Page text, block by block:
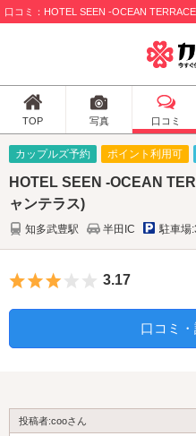
口コミ：HOTEL SEEN -OCEAN
TOP 写真 口コミ
カップルズ予約 ポイント利用可
HOTEL SEEN -OCEAN
ャンテラス)
知多武豊駅 半田IC 駐車場
5つ星のうち3
3.17
口コミ
投稿者:cooさん